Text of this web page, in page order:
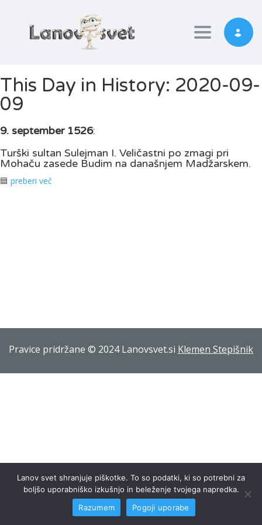
Toggle
This Day in History: 2020-09-
09
9. september 1526:
Turški sultan Sulejman I. Veličastni po zmagi pri
Mohaču zasede Budim na današnjem Madžarskem.
🟦 preberi več
Pravice pridržane © 2024 Lanovsvet.si Klemen Stepišnik
Lanov svet shranjuje piškotke. To so podatki, ki so potrebni za
boljšo uporabniško izkušnjo in beleženje tvojega napredka.
Razumem
Pogoji uporabe